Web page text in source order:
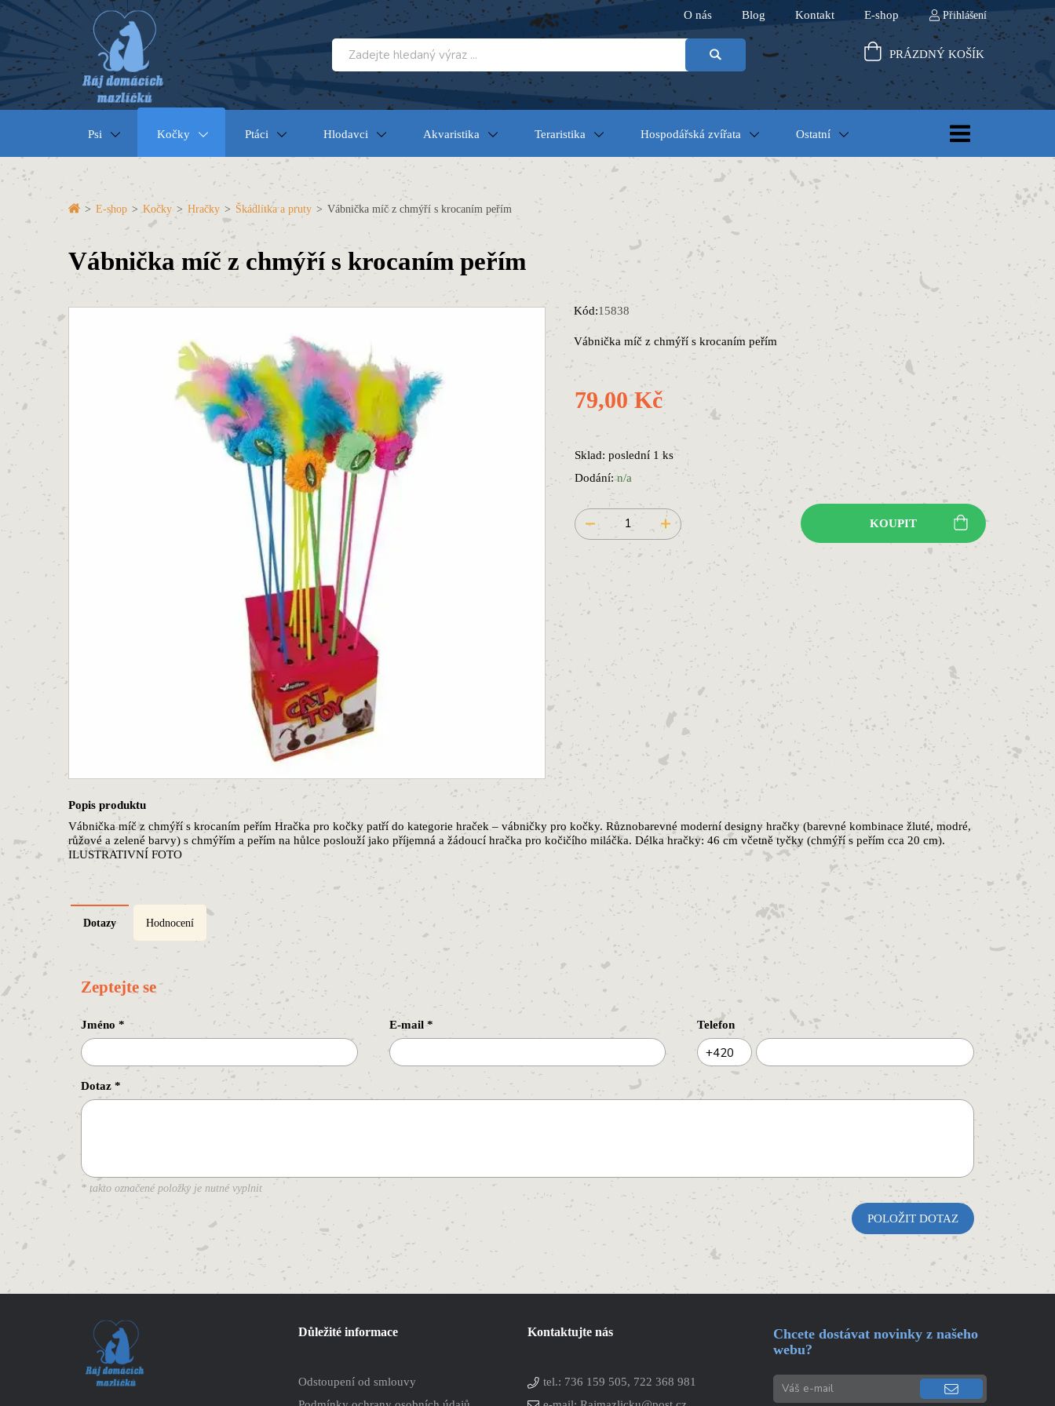
O nás Blog Kontakt E-shop Přihlášení
PRÁZDNÝ KOŠÍK
Psi Kočky Ptáci Hlodavci Akvaristika Teraristika Hospodářská zvířata Ostatní
> E-shop > Kočky > Hračky > Škádlítka a pruty > Vábnička míč z chmýří s krocaním peřím
Vábnička míč z chmýří s krocaním peřím
Kód:15838
Vábnička míč z chmýří s krocaním peřím
79,00 Kč
Sklad: poslední 1 ks
Dodání:n/a
KOUPIT
Popis produktu
Vábnička míč z chmýří s krocaním peřím Hračka pro kočky patří do kategorie hraček – vábničky pro kočky. Různobarevné moderní designy hračky (barevné kombinace žluté, modré,
růžové a zelené barvy) s chmýřím a peřím na hůlce poslouží jako příjemná a žádoucí hračka pro kočičího miláčka. Délka hračky: 46 cm včetně tyčky (chmýří s peřím cca 20 cm).
ILUSTRATIVNÍ FOTO
Dotazy Hodnocení
Zeptejte se
Jméno * E-mail* Telefon
+420
Dotaz *
* takto označené položky je nutné vyplnit
Důležité informace
Odstoupení od smlouvy
Kontaktujte nás
tel.: 736 159 505, 722 368 981
Chcete dostávat novinky z našeho
webu?